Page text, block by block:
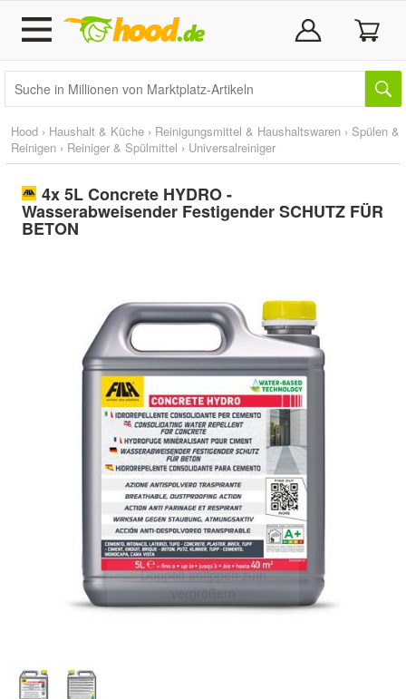
Hood › Haushalt & Küche › Reinigungsmittel & Haushaltswaren › Spülen &
Reinigen › Reiniger & Spülmittel › Universalreiniger
4x 5L Concrete HYDRO -
Wasserabweisender Festigender SCHUTZ FÜR
BETON
Doppelt antippen zum
vergrößern